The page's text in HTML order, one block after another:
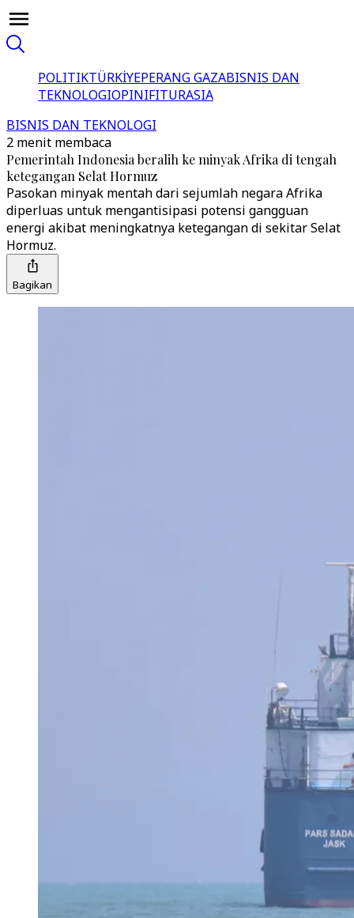
POLITIKTÜRKİYEPERANG GAZABISNIS DAN
TEKNOLOGIOPINIFITURASIA
BISNIS DAN TEKNOLOGI
2 menit membaca
Pemerintah Indonesia beralih ke minyak Afrika di tengah
ketegangan Selat Hormuz
Pasokan minyak mentah dari sejumlah negara Afrika
diperluas untuk mengantisipasi potensi gangguan
energi akibat meningkatnya ketegangan di sekitar Selat
Hormuz.
Bagikan